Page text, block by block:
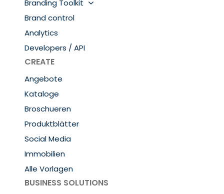
Branding Toolkit
Brand control
Analytics
Developers / API
CREATE
Angebote
Kataloge
Broschueren
Produktblätter
Social Media
Immobilien
Alle Vorlagen
BUSINESS SOLUTIONS